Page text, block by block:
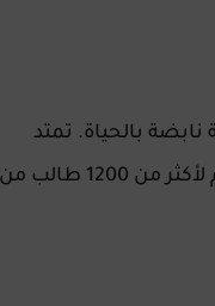
بالحياة. تمتد
المدرسة على ثلاث مواقع: المرحلة الثانوية، الابتدائية، ومرحلة الأساس. تقدم التعليم لأكثر من 1200 طالب من